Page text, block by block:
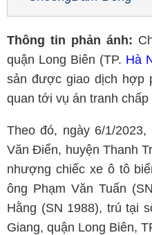
Thông tin phản ánh:
quận Long Biên (TP. Hà
sản được giao dịch hợp
quan tới vụ án tranh chấp
Theo đó, ngày 6/1/
Văn Điển, huyện Thanh
nhượng chiếc xe ô tô
ông Phạm Văn Tuấn
Hằng (SN 1988), trú tại
Giang, quận Long Biên,